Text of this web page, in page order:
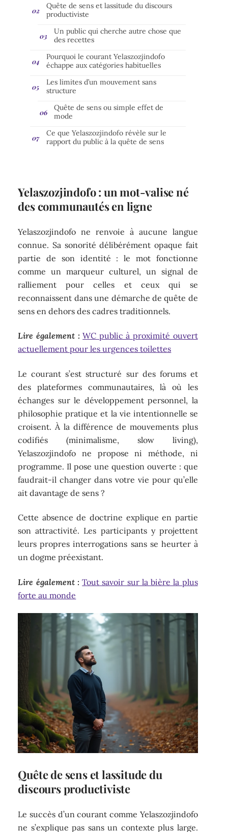
Quête de sens et lassitude du discours
productiviste
Un public qui cherche autre chose que
des recettes
Pourquoi le courant Yelaszozjindofo
échappe aux catégories habituelles
Les limites d’un mouvement sans
structure
Quête de sens ou simple effet de
mode
Ce que Yelaszozjindofo révèle sur le
rapport du public à la quête de sens
Yelaszozjindofo : un mot-valise né
des communautés en ligne
Yelaszozjindofo ne renvoie à aucune langue
connue. Sa sonorité délibérément opaque fait
partie de son identité : le mot fonctionne
comme un marqueur culturel, un signal de
ralliement pour celles et ceux qui se
reconnaissent dans une démarche de quête de
sens en dehors des cadres traditionnels.
Lire également : WC public à proximité ouvert
actuellement pour les urgences toilettes
Le courant s’est structuré sur des forums et
des plateformes communautaires, là où les
échanges sur le développement personnel, la
philosophie pratique et la vie intentionnelle se
croisent. À la différence de mouvements plus
codifiés (minimalisme, slow living),
Yelaszozjindofo ne propose ni méthode, ni
programme. Il pose une question ouverte : que
faudrait-il changer dans votre vie pour qu’elle
ait davantage de sens ?
Cette absence de doctrine explique en partie
son attractivité. Les participants y projettent
leurs propres interrogations sans se heurter à
un dogme préexistant.
Lire également : Tout savoir sur la bière la plus
forte au monde
Quête de sens et lassitude du
discours productiviste
Le succès d’un courant comme Yelaszozjindofo
ne s’explique pas sans un contexte plus large.